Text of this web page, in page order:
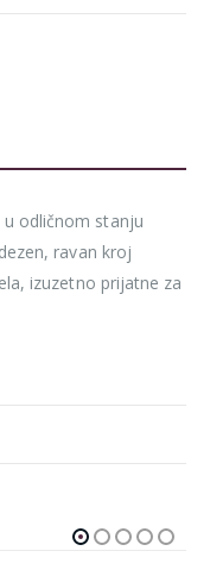
odličnom stanju
ravan kroj
izuzetno prijatne za